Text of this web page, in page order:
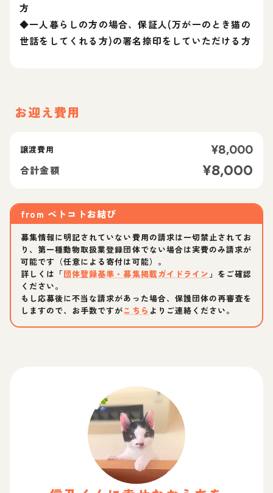
方
◆一人暮らしの方の場合、保証人(万が一のとき猫の
世話をしてくれる方)の署名捺印をしていただける方
お迎え費用
譲渡費用 ¥8,000
合計金額 ¥8,000
from ペトコトお結び
募集情報に明記されていない費用の請求は一切禁止されてお
り、第一種動物取扱業登録団体でない場合は実費のみ請求が
可能です（任意による寄付は可能）。
詳しくは「団体登録基準・募集掲載ガイドライン 」をご確認
ください。
もし応募後に不当な請求があった場合、保護団体の再審査を
しますので、お手数ですがこちら よりご連絡ください。